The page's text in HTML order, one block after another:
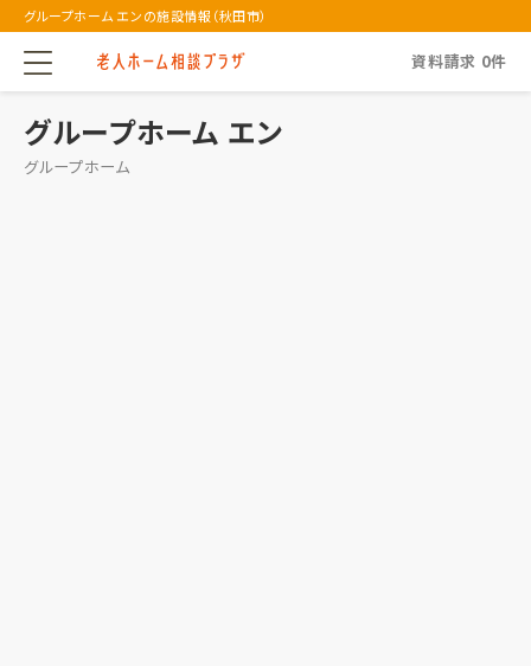
グループホーム エンの施設情報（秋田市）
資料請求 0件
グループホーム エン
グループホーム